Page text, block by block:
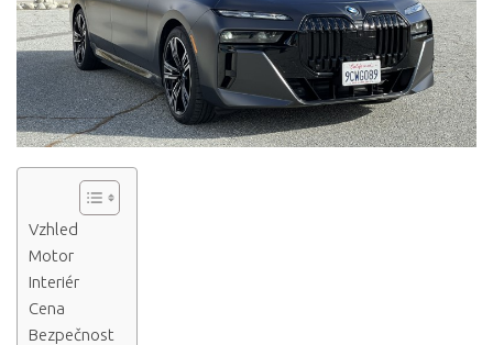
Vzhled
Motor
Interiér
Cena
Bezpečnost